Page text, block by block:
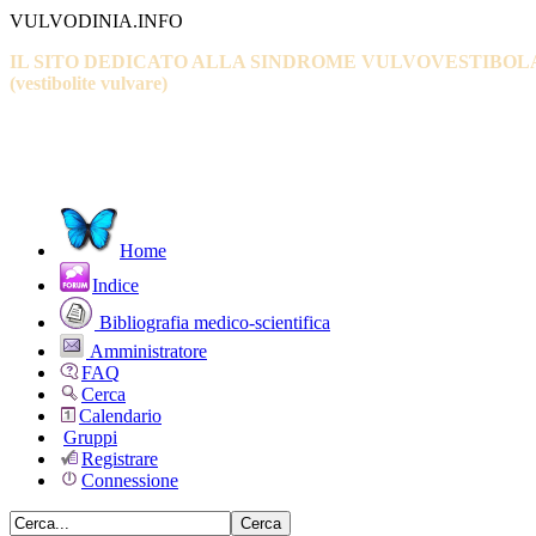
VULVODINIA.INFO
IL SITO DEDICATO ALLA SINDROME
(vestibolite vulvare)
Home
Indice
Bibliografia medico-scientifica
Amministratore
FAQ
Cerca
Calendario
Gruppi
Registrare
Connessione